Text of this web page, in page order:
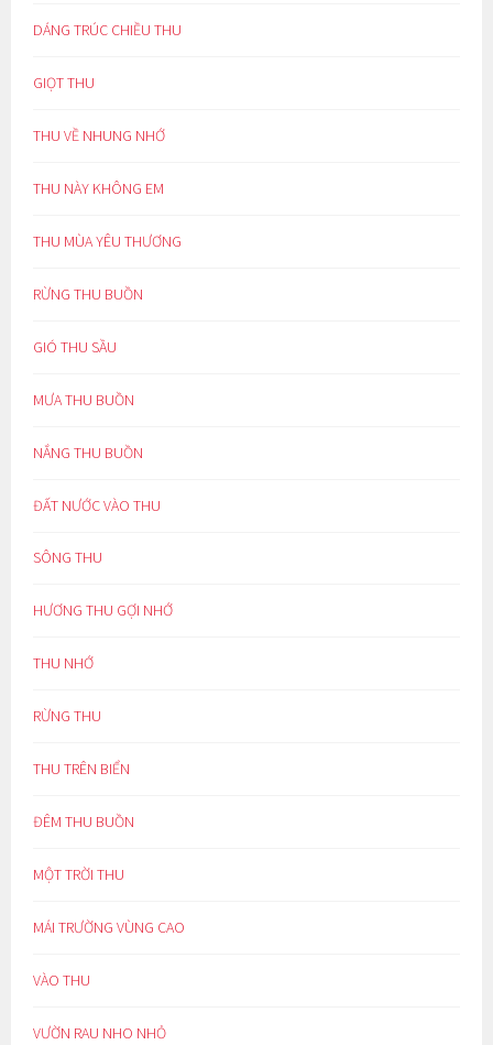
DÁNG TRÚC CHIỀU THU
GIỌT THU
THU VỀ NHUNG NHỚ
THU NÀY KHÔNG EM
THU MÙA YÊU THƯƠNG
RỪNG THU BUỒN
GIÓ THU SẦU
MƯA THU BUỒN
NẮNG THU BUỒN
ĐẤT NƯỚC VÀO THU
SÔNG THU
HƯƠNG THU GỢI NHỚ
THU NHỚ
RỪNG THU
THU TRÊN BIỂN
ĐÊM THU BUỒN
MỘT TRỜI THU
MÁI TRƯỜNG VÙNG CAO
VÀO THU
VƯỜN RAU NHO NHỎ